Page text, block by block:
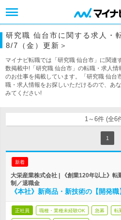
研究職 仙台市に関する求人・
8/7（金）更新＞
マイナビ転職では「研究職 仙台市」に関連
数掲載中!「研究職 仙台市」の転職・求人
のお仕事を掲載しています。「研究職 仙台
職・求人情報をお探しいただけるので、あ
みてください!
1～6件 (全6
1
新着
大栄産業株式会社 | 《創業120年以上》転
制／退職金
《本社》新商品・新技術の【開発
正社員 職種・業種未経験OK 急募 転